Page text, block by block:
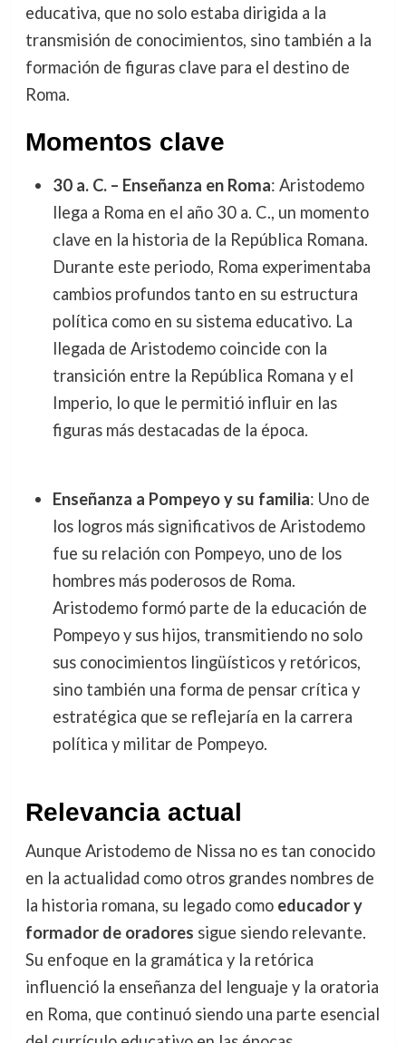
educativa, que no solo estaba dirigida a la
transmisión de conocimientos, sino también a la
formación de figuras clave para el destino de
Roma.
Momentos clave
30 a. C. – Enseñanza en Roma: Aristodemo
llega a Roma en el año 30 a. C., un momento
clave en la historia de la República Romana.
Durante este periodo, Roma experimentaba
cambios profundos tanto en su estructura
política como en su sistema educativo. La
llegada de Aristodemo coincide con la
transición entre la República Romana y el
Imperio, lo que le permitió influir en las
figuras más destacadas de la época.
Enseñanza a Pompeyo y su familia: Uno de
los logros más significativos de Aristodemo
fue su relación con Pompeyo, uno de los
hombres más poderosos de Roma.
Aristodemo formó parte de la educación de
Pompeyo y sus hijos, transmitiendo no solo
sus conocimientos lingüísticos y retóricos,
sino también una forma de pensar crítica y
estratégica que se reflejaría en la carrera
política y militar de Pompeyo.
Relevancia actual
Aunque Aristodemo de Nissa no es tan conocido
en la actualidad como otros grandes nombres de
la historia romana, su legado como educador y
formador de oradores sigue siendo relevante.
Su enfoque en la gramática y la retórica
influenció la enseñanza del lenguaje y la oratoria
en Roma, que continuó siendo una parte esencial